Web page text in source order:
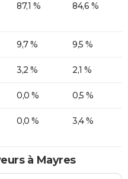
87,1 % 84,6 %
9,7 % 9,5 %
3,2 % 2,1 %
0,0 % 0,5 %
0,0 % 3,4 %
à Mayres